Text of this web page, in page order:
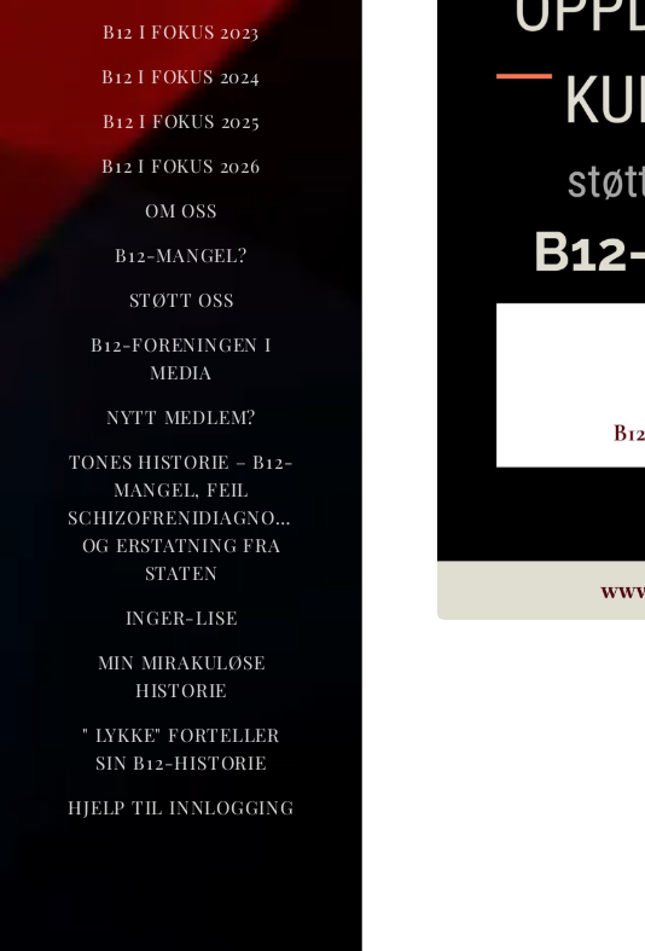
B12 I FOKUS 2023
B12 I FOKUS 2024
B12 I FOKUS 2025
B12 I FOKUS 2026
OM OSS
B12-MANGEL?
STØTT OSS
B12-FORENINGEN I
MEDIA
NYTT MEDLEM?
TONES HISTORIE – B12-
MANGEL, FEIL
SCHIZOFRENIDIAGNOSE
OG ERSTATNING FRA
STATEN
INGER-LISE
MIN MIRAKULØSE
HISTORIE
" LYKKE" FORTELLER
SIN B12-HISTORIE
HJELP TIL INNLOGGING